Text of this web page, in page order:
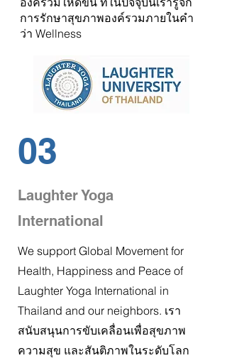
การรักษาสุขภาพองค์รวมภายในคำ
ว่า Wellness
03
Laughter Yoga
International
We support Global Movement for
Health, Happiness and Peace of
Laughter Yoga International in
Thailand and our neighbors. เรา
สนับสนุนการขับเคลื่อนเพื่อสุขภาพ
ความสุข และสันติภาพในระดับโลก